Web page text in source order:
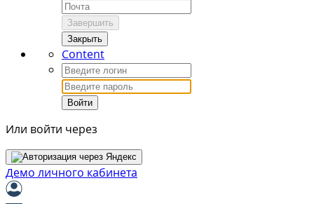
Завершить
Закрыть
Content
Войти
Или войти через
Демо личного кабинета